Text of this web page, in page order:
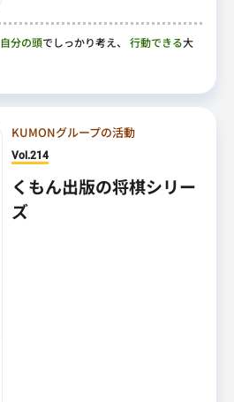
自分の頭でしっかり考え、 行動できる大
KUMONグループの活動
Vol.214
くもん出版の将棋シリー
ズ